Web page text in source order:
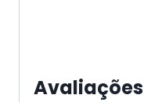
Avaliações